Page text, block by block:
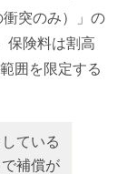
突のみ）」の
保険料は割高
囲を限定する
ている
補償が